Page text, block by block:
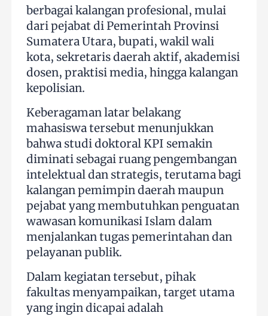
berbagai kalangan profesional, mulai
dari pejabat di Pemerintah Provinsi
Sumatera Utara, bupati, wakil wali
kota, sekretaris daerah aktif, akademisi
dosen, praktisi media, hingga kalangan
kepolisian.
Keberagaman latar belakang
mahasiswa tersebut menunjukkan
bahwa studi doktoral KPI semakin
diminati sebagai ruang pengembangan
intelektual dan strategis, terutama bagi
kalangan pemimpin daerah maupun
pejabat yang membutuhkan penguatan
wawasan komunikasi Islam dalam
menjalankan tugas pemerintahan dan
pelayanan publik.
Dalam kegiatan tersebut, pihak
fakultas menyampaikan, target utama
yang ingin dicapai adalah